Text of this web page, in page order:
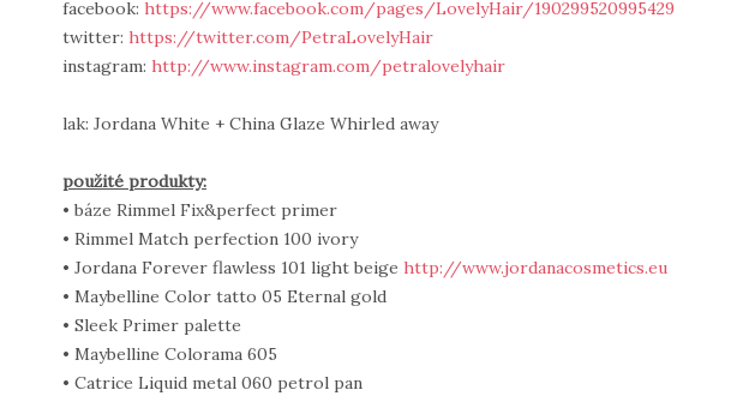
facebook: https://www.facebook.com/pages/LovelyHair/190299520995429
twitter: https://twitter.com/PetraLovelyHair
instagram: http://www.instagram.com/petralovelyhair
lak: Jordana White + China Glaze Whirled away
použité produkty:
• báze Rimmel Fix&perfect primer
• Rimmel Match perfection 100 ivory
• Jordana Forever flawless 101 light beige http://www.jordanacosmetics.eu
• Maybelline Color tatto 05 Eternal gold
• Sleek Primer palette
• Maybelline Colorama 605
• Catrice Liquid metal 060 petrol pan